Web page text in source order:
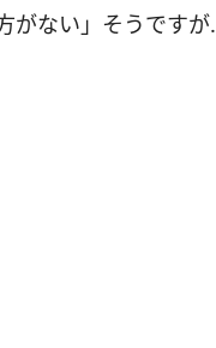
がない」そうですが